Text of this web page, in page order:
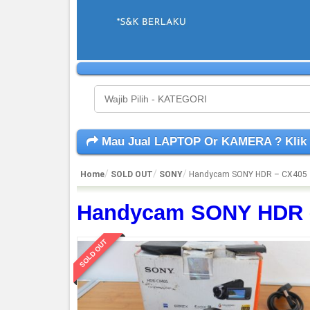
Mau Jual LAPTOP Or KAMERA ? Klik
Home SOLD OUT SONY Handycam SONY HDR – CX405
Handycam SONY HDR
SOLD OUT
BEST SELLER